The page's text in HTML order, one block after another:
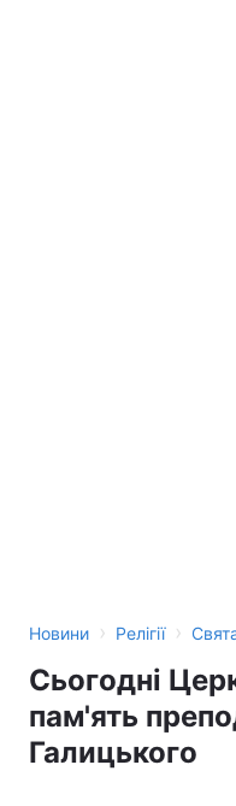
Новини › Релігії ›
Сьогодні
пам'ять
Галицького